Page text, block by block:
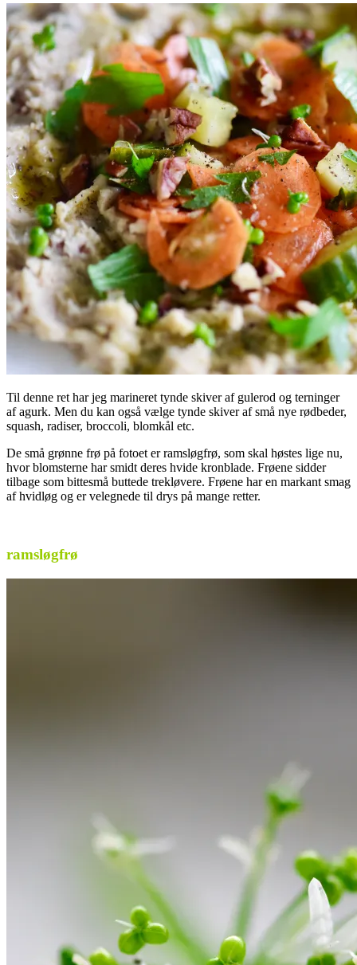
Til denne ret har jeg marineret tynde skiver af gulerod og terninger
af agurk. Men du kan også vælge tynde skiver af små nye rødbeder,
squash, radiser, broccoli, blomkål etc.
De små grønne frø på fotoet er ramsløgfrø, som skal høstes lige nu,
hvor blomsterne har smidt deres hvide kronblade. Frøene sidder
tilbage som bittesmå buttede trekløvere. Frøene har en markant smag
af hvidløg og er velegnede til drys på mange retter.
ramsløgfrø